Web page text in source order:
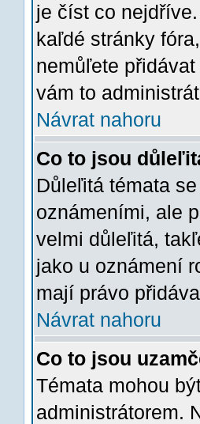
je číst co
kaľdé stránky
nemůľete
vám to
Návrat nahoru
Co to jsou
Důleľitá témata
oznámeními, ale
velmi důleľitá,
jako u oznámení
mají právo
Návrat nahoru
Co to jsou
Témata mohou
administrátorem.